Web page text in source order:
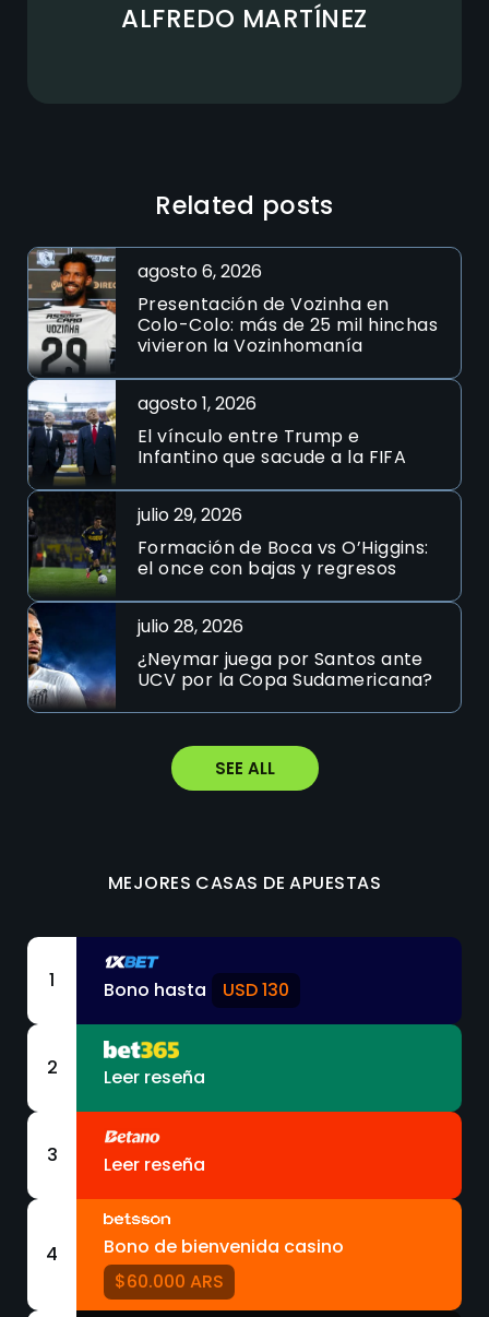
ALFREDO MARTÍNEZ
Related posts
agosto 6, 2026
Presentación de Vozinha en
Colo-Colo: más de 25 mil hinchas
vivieron la Vozinhomanía
agosto 1, 2026
El vínculo entre Trump e
Infantino que sacude a la FIFA
julio 29, 2026
Formación de Boca vs O’Higgins:
el once con bajas y regresos
julio 28, 2026
¿Neymar juega por Santos ante
UCV por la Copa Sudamericana?
SEE ALL
MEJORES CASAS DE APUESTAS
1 Bono hasta USD 130
2 Leer reseña
3 Leer reseña
4
Bono de bienvenida casino
$60.000 ARS